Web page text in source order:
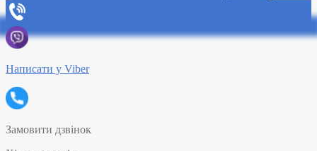
Написати у Viber
Замовити дзвінок